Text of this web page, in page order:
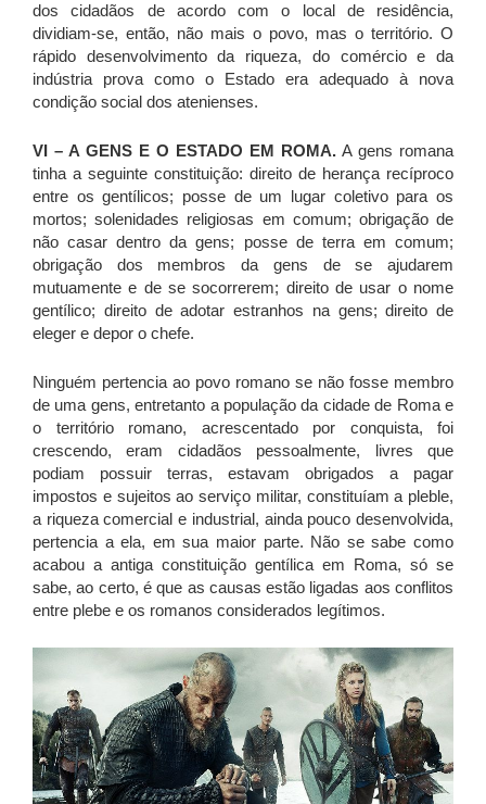
dos cidadãos de acordo com o local de residência,
dividiam-se, então, não mais o povo, mas o território. O
rápido desenvolvimento da riqueza, do comércio e da
indústria prova como o Estado era adequado à nova
condição social dos atenienses.
VI – A GENS E O ESTADO EM ROMA. A gens romana
tinha a seguinte constituição: direito de herança recíproco
entre os gentílicos; posse de um lugar coletivo para os
mortos; solenidades religiosas em comum; obrigação de
não casar dentro da gens; posse de terra em comum;
obrigação dos membros da gens de se ajudarem
mutuamente e de se socorrerem; direito de usar o nome
gentílico; direito de adotar estranhos na gens; direito de
eleger e depor o chefe.
Ninguém pertencia ao povo romano se não fosse membro
de uma gens, entretanto a população da cidade de Roma e
o território romano, acrescentado por conquista, foi
crescendo, eram cidadãos pessoalmente, livres que
podiam possuir terras, estavam obrigados a pagar
impostos e sujeitos ao serviço militar, constituíam a pleble,
a riqueza comercial e industrial, ainda pouco desenvolvida,
pertencia a ela, em sua maior parte. Não se sabe como
acabou a antiga constituição gentílica em Roma, só se
sabe, ao certo, é que as causas estão ligadas aos conflitos
entre plebe e os romanos considerados legítimos.